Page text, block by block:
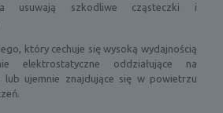
usuwają szkodliwe cząsteczki i
który cechuje się wysoką wydajnością
elektrostatyczne oddziałujące na
lub ujemnie znajdujące się w powietrzu